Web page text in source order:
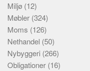
Miljø (12)
Møbler (324)
Moms (126)
Nethandel (50)
Nybyggeri (266)
Obligationer (16)